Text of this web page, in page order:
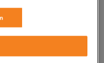
Online-Shop
eine massive Sohle sind die
RS-X Winterized Kollektion.